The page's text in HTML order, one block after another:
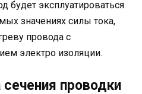
будет эксплуатироваться
значениях силы тока,
провода с
электро изоляции.
проводки